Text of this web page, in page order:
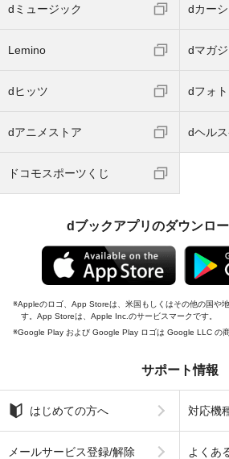
dミュージック dカー
Lemino dマガ
dヒッツ dフォト
dアニメストア dヘル
ドコモスポーツくじ
dブックアプリのダウンロ
Appleのロゴ、App Storeは、米国もしくはその他の国や
す。App Storeは、Apple Inc.のサービスマークです。
Google Play および Google Play ロゴは Google LLC の商
サポート情報
はじめての方へ 対応機
メールサービス登録/解除 よくあ